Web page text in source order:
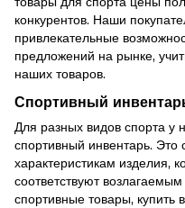
конкурентов. Наши
привлекательные
предложений на рынке,
наших товаров.
Спортивный
Для разных видов спорта у
спортивный инвентарь.
характеристикам изделия,
соответствуют
спортивные товары,